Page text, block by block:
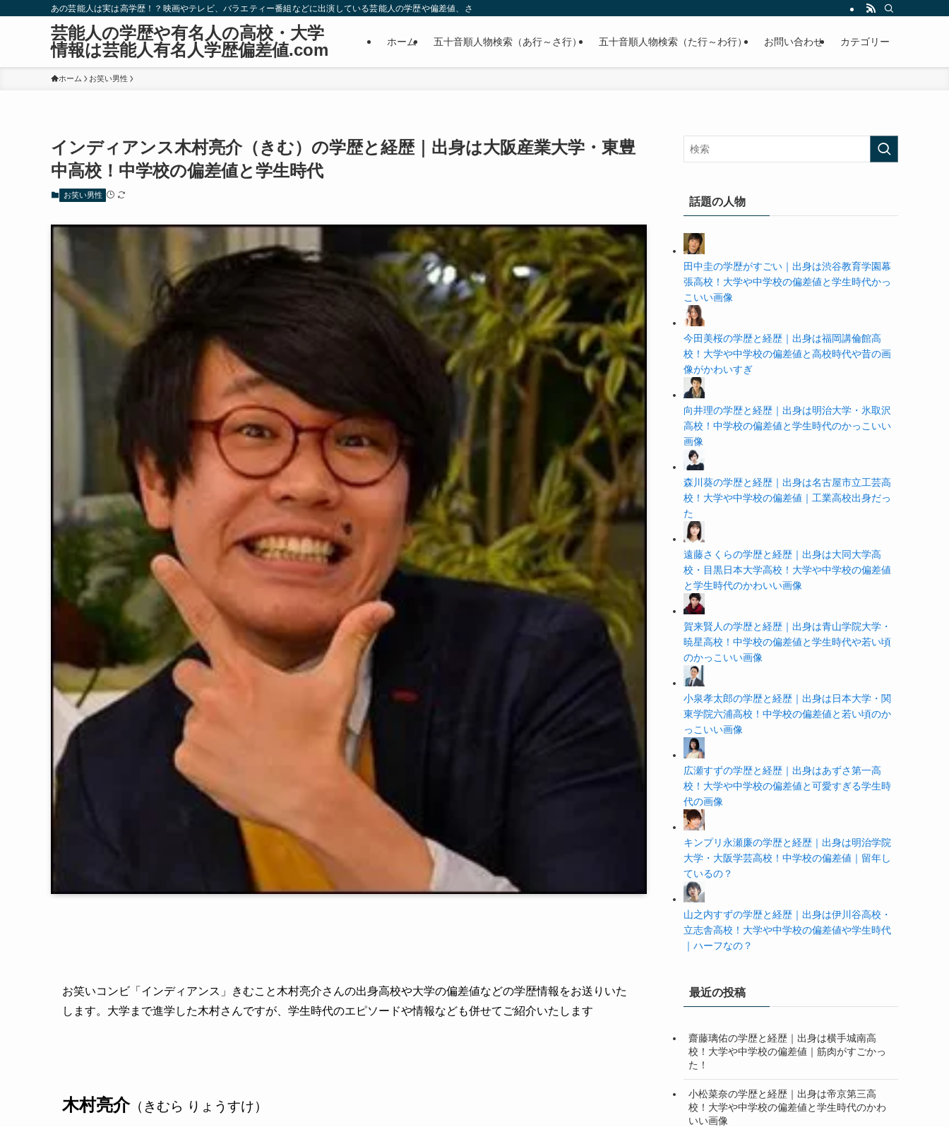
あの芸能人は実は高学歴！？映画やテレビ、バラエティー番組などに出演している芸能人の学歴や偏差値、さらに政治家やスポーツ選手などの有名人の学歴や高校・大学の偏差値まで紹介していきます。
芸能人の学歴や有名人の高校・大学
情報は芸能人有名人学歴偏差値.com
ホーム 五十音順人物検索（あ行～さ行） 五十音順人物検索（た行～わ行） お問い合わせ カテゴリー
ホーム お笑い男性
インディアンス木村亮介（きむ）の学歴と経歴｜出身は大阪産業大学・東豊
中高校！中学校の偏差値と学生時代
お笑い男性
お笑いコンビ「インディアンス」きむこと木村亮介さんの出身高校や大学の偏差値などの学歴情報をお送りいた
します。大学まで進学した木村さんですが、学生時代のエピソードや情報なども併せてご紹介いたします
木村亮介（きむら りょうすけ）
話題の人物
田中圭の学歴がすごい｜出身は渋谷教育学園幕
張高校！大学や中学校の偏差値と学生時代かっ
こいい画像
今田美桜の学歴と経歴｜出身は福岡講倫館高
校！大学や中学校の偏差値と高校時代や昔の画
像がかわいすぎ
向井理の学歴と経歴｜出身は明治大学・氷取沢
高校！中学校の偏差値と学生時代のかっこいい
画像
森川葵の学歴と経歴｜出身は名古屋市立工芸高
校！大学や中学校の偏差値｜工業高校出身だっ
た
遠藤さくらの学歴と経歴｜出身は大同大学高
校・目黒日本大学高校！大学や中学校の偏差値
と学生時代のかわいい画像
賀来賢人の学歴と経歴｜出身は青山学院大学・
暁星高校！中学校の偏差値と学生時代や若い頃
のかっこいい画像
小泉孝太郎の学歴と経歴｜出身は日本大学・関
東学院六浦高校！中学校の偏差値と若い頃のか
っこいい画像
広瀬すずの学歴と経歴｜出身はあずさ第一高
校！大学や中学校の偏差値と可愛すぎる学生時
代の画像
キンプリ永瀬廉の学歴と経歴｜出身は明治学院
大学・大阪学芸高校！中学校の偏差値｜留年し
ているの？
山之内すずの学歴と経歴｜出身は伊川谷高校・
立志舎高校！大学や中学校の偏差値や学生時代
｜ハーフなの？
最近の投稿
齋藤璃佑の学歴と経歴｜出身は横手城南高
校！大学や中学校の偏差値｜筋肉がすごかっ
た！
小松菜奈の学歴と経歴｜出身は帝京第三高
校！大学や中学校の偏差値と学生時代のかわ
いい画像